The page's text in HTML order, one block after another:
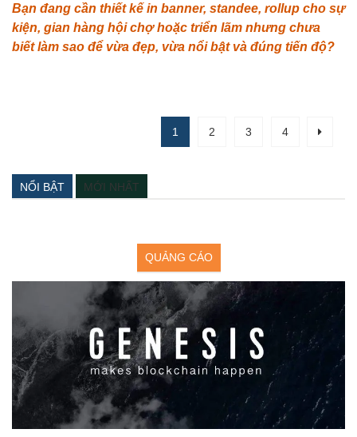
Bạn đang cần thiết kế in banner, standee, rollup cho sự
kiện, gian hàng hội chợ hoặc triển lãm nhưng chưa
biết làm sao để vừa đẹp, vừa nổi bật và đúng tiến độ?
1 2 3 4
NỔI BẬT MỚI NHẤT
QUẢNG CÁO